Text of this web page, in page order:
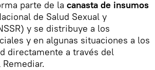
parte de la canasta de insumos
de Salud Sexual y
y se distribuye a los
y en algunas situaciones a los
directamente a través del